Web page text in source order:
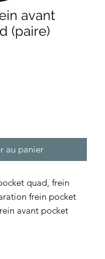
avant
(paire)
au panier
quad, frein
frein pocket
avant pocket